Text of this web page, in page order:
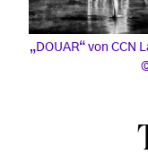
„DOUAR“ von CCN